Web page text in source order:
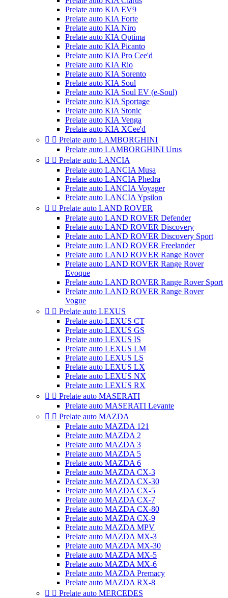
Prelate auto KIA EV9
Prelate auto KIA Forte
Prelate auto KIA Niro
Prelate auto KIA Optima
Prelate auto KIA Picanto
Prelate auto KIA Pro Cee'd
Prelate auto KIA Rio
Prelate auto KIA Sorento
Prelate auto KIA Soul
Prelate auto KIA Soul EV (e-Soul)
Prelate auto KIA Sportage
Prelate auto KIA Stonic
Prelate auto KIA Venga
Prelate auto KIA XCee'd
  Prelate auto LAMBORGHINI
Prelate auto LAMBORGHINI Urus
  Prelate auto LANCIA
Prelate auto LANCIA Musa
Prelate auto LANCIA Phedra
Prelate auto LANCIA Voyager
Prelate auto LANCIA Ypsilon
  Prelate auto LAND ROVER
Prelate auto LAND ROVER Defender
Prelate auto LAND ROVER Discovery
Prelate auto LAND ROVER Discovery Sport
Prelate auto LAND ROVER Freelander
Prelate auto LAND ROVER Range Rover
Prelate auto LAND ROVER Range Rover
Evoque
Prelate auto LAND ROVER Range Rover Sport
Prelate auto LAND ROVER Range Rover
Vogue
  Prelate auto LEXUS
Prelate auto LEXUS CT
Prelate auto LEXUS GS
Prelate auto LEXUS IS
Prelate auto LEXUS LM
Prelate auto LEXUS LS
Prelate auto LEXUS LX
Prelate auto LEXUS NX
Prelate auto LEXUS RX
  Prelate auto MASERATI
Prelate auto MASERATI Levante
  Prelate auto MAZDA
Prelate auto MAZDA 121
Prelate auto MAZDA 2
Prelate auto MAZDA 3
Prelate auto MAZDA 5
Prelate auto MAZDA 6
Prelate auto MAZDA CX-3
Prelate auto MAZDA CX-30
Prelate auto MAZDA CX-5
Prelate auto MAZDA CX-7
Prelate auto MAZDA CX-80
Prelate auto MAZDA CX-9
Prelate auto MAZDA MPV
Prelate auto MAZDA MX-3
Prelate auto MAZDA MX-30
Prelate auto MAZDA MX-5
Prelate auto MAZDA MX-6
Prelate auto MAZDA Premacy
Prelate auto MAZDA RX-8
  Prelate auto MERCEDES